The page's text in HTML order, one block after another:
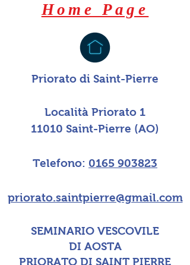
Home Page
Priorato di Saint-Pierre
Località Priorato 1
11010 Saint-Pierre (AO)
Telefono: 0165 903823
priorato.saintpierre@gmail.com
SEMINARIO VESCOVILE
DI AOSTA
PRIORATO DI SAINT PIERRE